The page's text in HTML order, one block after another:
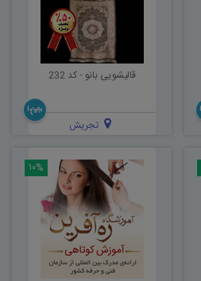
قالیشویی بانو - کد 232
تجریش
۱۰%